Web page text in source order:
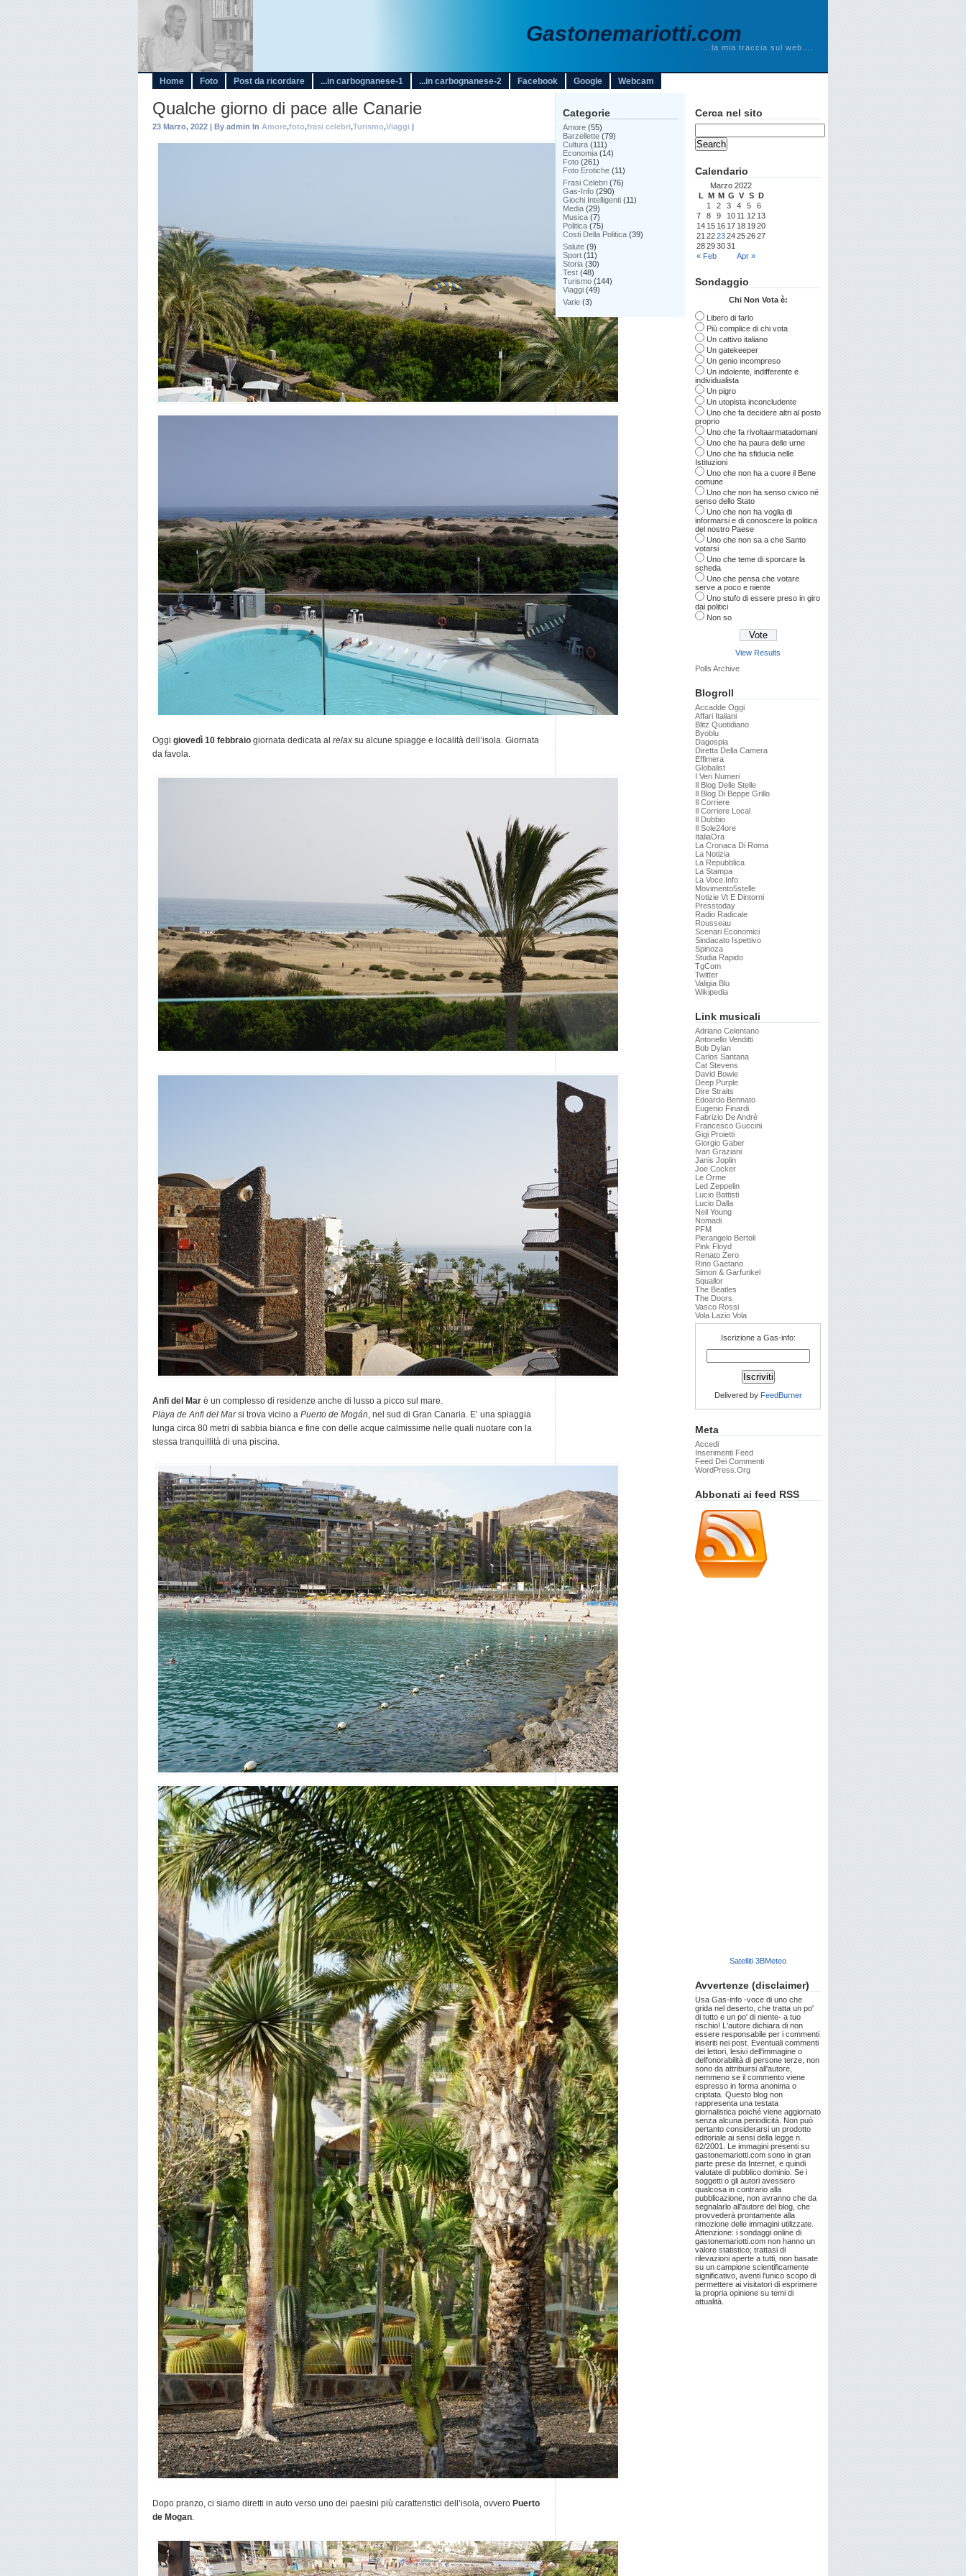
Gastonemariotti.com
…la mia traccia sul web….
Home Foto Post da ricordare ...in carbognanese-1 ...in carbognanese-2 Facebook Google Webcam
Qualche giorno di pace alle Canarie
23 Marzo, 2022 | By admin In Amore,foto,frasi celebri,Turismo,Viaggi |
Oggi giovedì 10 febbraio giornata dedicata al relax su alcune spiagge e località dell’isola. Giornata
da favola.
Anfi del Mar è un complesso di residenze anche di lusso a picco sul mare.
Playa de Anfi del Marsi trova vicino a Puerto de Mogán, nel sud di Gran Canaria. E’ una spiaggia
lunga circa 80 metri di sabbia bianca e fine con delle acque calmissime nelle quali nuotare con la
stessa tranquillità di una piscina.
Dopo pranzo, ci siamo diretti in auto verso uno dei paesini più caratteristici dell’isola, ovvero Puerto
de Mogan.
Categorie
Amore (55)
Barzellette (79)
Cultura (111)
Economia (14)
Foto (261)
Foto Erotiche (11)
Frasi Celebri (76)
Gas-Info (290)
Giochi Intelligenti (11)
Media (29)
Musica (7)
Politica (75)
Costi Della Politica (39)
Salute (9)
Sport (11)
Storia (30)
Test (48)
Turismo (144)
Viaggi (49)
Varie (3)
Cerca nel sito
Calendario
Marzo 2022
L M M G V S D
« Feb Apr »
1 2 3 4 5
6
7
8 9 10 11 12 13
14 15 16 17 18 1920
21 222324252627
28293031
Sondaggio
Chi Non Vota è:
Libero di farlo
Più complice di chi vota
Un cattivo italiano
Un gatekeeper
Un genio incompreso
Un indolente, indifferente e
individualista
Un pigro
Un utopista inconcludente
Uno che fa decidere altri al posto
proprio
Uno che fa rivoltaarmatadomani
Uno che ha paura delle urne
Uno che ha sfiducia nelle
Istituzioni
Uno che non ha a cuore il Bene
comune
Uno che non ha senso civico né
senso dello Stato
Uno che non ha voglia di
informarsi e di conoscere la politica
del nostro Paese
Uno che non sa a che Santo
votarsi
Uno che teme di sporcare la
scheda
Uno che pensa che votare
serve a poco e niente
Uno stufo di essere preso in giro
dai politici
Non so
View Results
Polls Archive
Blogroll
Accadde Oggi
Affari Italiani
Blitz Quotidiano
Byoblu
Dagospia
Diretta Della Camera
Effimera
Globalist
I Veri Numeri
Il Blog Delle Stelle
Il Blog Di Beppe Grillo
Il Corriere
Il Corriere Local
Il Dubbio
Il Sole24ore
ItaliaOra
La Cronaca Di Roma
La Notizia
La Repubblica
La Stampa
La Voce.info
Movimento5stelle
Notizie Vt E Dintorni
Presstoday
Radio Radicale
Rousseau
Scenari Economici
Sindacato Ispettivo
Spinoza
Studia Rapido
TgCom
Twitter
Valigia Blu
Wikipedia
Link musicali
Adriano Celentano
Antonello Venditti
Bob Dylan
Carlos Santana
Cat Stevens
David Bowie
Deep Purple
Dire Straits
Edoardo Bennato
Eugenio Finardi
Fabrizio De Andrè
Francesco Guccini
Gigi Proietti
Giorgio Gaber
Ivan Graziani
Janis Joplin
Joe Cocker
Le Orme
Led Zeppelin
Lucio Battisti
Lucio Dalla
Neil Young
Nomadi
PFM
Pierangelo Bertoli
Pink Floyd
Renato Zero
Rino Gaetano
Simon & Garfunkel
Squallor
The Beatles
The Doors
Vasco Rossi
Vola Lazio Vola
Iscrizione a Gas-info:
Delivered by FeedBurner
Meta
Accedi
Inserimenti Feed
Feed Dei Commenti
WordPress.org
Abbonati ai feed RSS
Satelliti 3BMeteo
Avvertenze (disclaimer)
Usa Gas-info -voce di uno che
grida nel deserto, che tratta un po'
di tutto e un po' di niente- a tuo
rischio! L'autore dichiara di non
essere responsabile per i commenti
inseriti nei post. Eventuali commenti
dei lettori, lesivi dell'immagine o
dell'onorabilità di persone terze, non
sono da attribuirsi all'autore,
nemmeno se il commento viene
espresso in forma anonima o
criptata. Questo blog non
rappresenta una testata
giornalistica poiché viene aggiornato
senza alcuna periodicità. Non può
pertanto considerarsi un prodotto
editoriale ai sensi della legge n.
62/2001. Le immagini presenti su
gastonemariotti.com sono in gran
parte prese da Internet, e quindi
valutate di pubblico dominio. Se i
soggetti o gli autori avessero
qualcosa in contrario alla
pubblicazione, non avranno che da
segnalarlo all'autore del blog, che
provvederà prontamente alla
rimozione delle immagini utilizzate.
Attenzione: i sondaggi online di
gastonemariotti.com non hanno un
valore statistico; trattasi di
rilevazioni aperte a tutti, non basate
su un campione scientificamente
significativo, aventi l'unico scopo di
permettere ai visitatori di esprimere
la propria opinione su temi di
attualità.